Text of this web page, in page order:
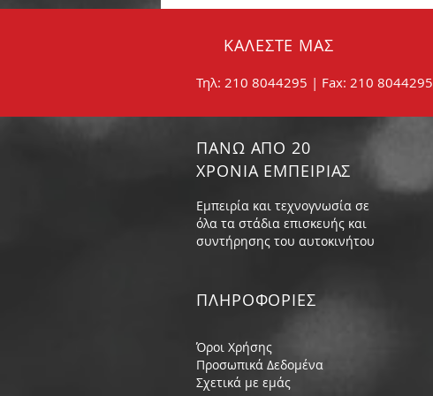
ΚΑΛΕΣΤΕ ΜΑΣ
Τηλ: 210 8044295 | Fax: 210 8044295
ΠΑΝΩ ΑΠΟ 20
ΧΡΟΝΙΑ ΕΜΠΕΙΡΙΑΣ
Εμπειρία και τεχνογνωσία σε
όλα τα στάδια επισκευής και
συντήρησης του αυτοκινήτου
ΠΛΗΡΟΦΟΡIΕΣ
Όροι Χρήσης
Προσωπικά Δεδομένα
Σχετικά με εμάς